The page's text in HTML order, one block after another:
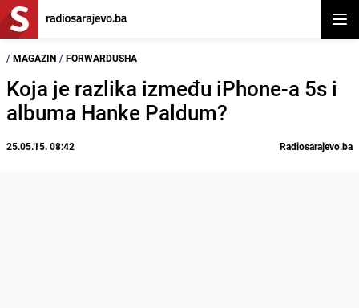
/ MAGAZIN / FORWARDUSHA
Koja je razlika između iPhone-a 5s i
albuma Hanke Paldum?
25.05.15. 08:42 Radiosarajevo.ba